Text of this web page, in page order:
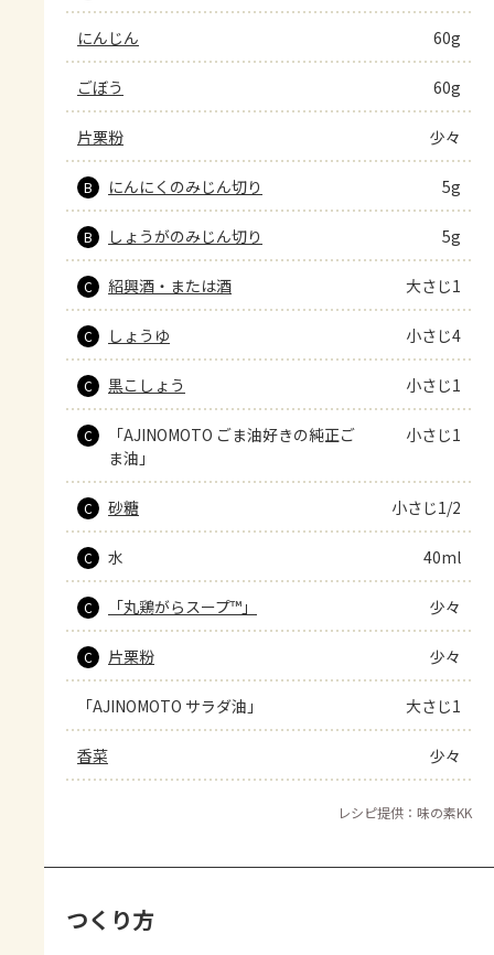
にんじん 60g
ごぼう 60g
片栗粉 少々
B にんにくのみじん切り 5g
B しょうがのみじん切り 5g
C 紹興酒・または酒 大さじ1
C しょうゆ 小さじ4
C 黒こしょう 小さじ1
C
「AJINOMOTO ごま油好きの純正ご
ま油」
小さじ1
C 砂糖 小さじ1/2
C 水 40ml
C 「丸鶏がらスープ™」 少々
C 片栗粉 少々
「AJINOMOTO サラダ油」 大さじ1
香菜 少々
レシピ提供：味の素KK
つくり方